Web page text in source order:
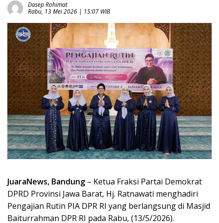
Dasep Rohimat
Rabu, 13 Mei 2026 | 15:07 WIB
JuaraNews, Bandung – Ketua Fraksi Partai Demokrat
DPRD Provinsi Jawa Barat, Hj. Ratnawati menghadiri
Pengajian Rutin PIA DPR RI yang berlangsung di Masjid
Baiturrahman DPR RI pada Rabu, (13/5/2026).